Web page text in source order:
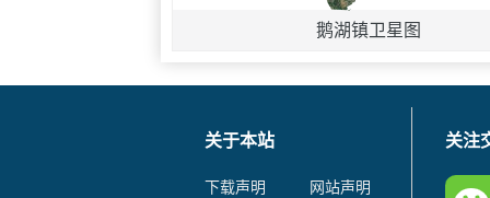
鹅湖镇卫星图
关于本站
下载声明
网站声明
关注